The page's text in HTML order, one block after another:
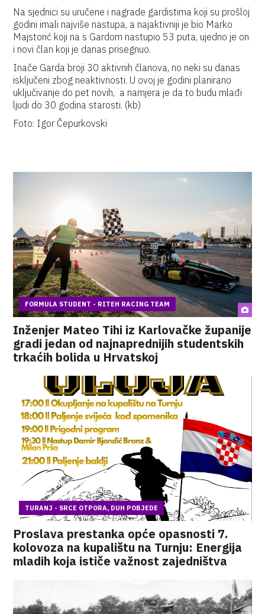
Na sjednici su uručene i nagrade gardistima koji su prošloj
godini imali najviše nastupa, a najaktivniji je bio Marko
Majstorić koji na s Gardom nastupio 53 puta, ujedno je on
i novi član koji je danas prisegnuo.
Inače Garda broji 30 aktivnih članova, no neki su danas
isključeni zbog neaktivnosti. U ovoj je godini planirano
uključivanje do pet novih, a namjera je da to budu mlađi
ljudi do 30 godina starosti. (kb)
Foto: Igor Čepurkovski
FORMULA STUDENT - RITEH RACING TEAM
Inženjer Mateo Tihi iz Karlovačke županije
gradi jedan od najnaprednijih studentskih
trkaćih bolida u Hrvatskoj
TURANJ - SRCE OTPORA, DUH POBJEDE
Proslava prestanka opće opasnosti 7.
kolovoza na kupalištu na Turnju: Energija
mladih koja ističe važnost zajedništva